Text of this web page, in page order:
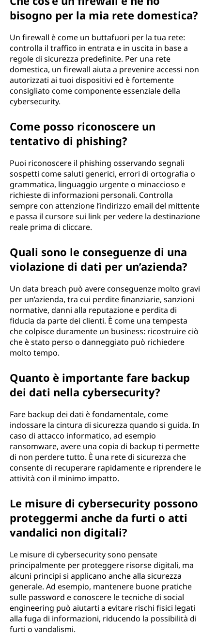
bisogno per la mia rete domestica?
Un firewall è come un buttafuori per la tua rete:
controlla il traffico in entrata e in uscita in base a
regole di sicurezza predefinite. Per una rete
domestica, un firewall aiuta a prevenire accessi non
autorizzati ai tuoi dispositivi ed è fortemente
consigliato come componente essenziale della
cybersecurity.
Come posso riconoscere un
tentativo di phishing?
Puoi riconoscere il phishing osservando segnali
sospetti come saluti generici, errori di ortografia o
grammatica, linguaggio urgente o minaccioso e
richieste di informazioni personali. Controlla
sempre con attenzione l’indirizzo email del mittente
e passa il cursore sui link per vedere la destinazione
reale prima di cliccare.
Quali sono le conseguenze di una
violazione di dati per un’azienda?
Un data breach può avere conseguenze molto gravi
per un’azienda, tra cui perdite finanziarie, sanzioni
normative, danni alla reputazione e perdita di
fiducia da parte dei clienti. È come una tempesta
che colpisce duramente un business: ricostruire ciò
che è stato perso o danneggiato può richiedere
molto tempo.
Quanto è importante fare backup
dei dati nella cybersecurity?
Fare backup dei dati è fondamentale, come
indossare la cintura di sicurezza quando si guida. In
caso di attacco informatico, ad esempio
ransomware, avere una copia di backup ti permette
di non perdere tutto. È una rete di sicurezza che
consente di recuperare rapidamente e riprendere le
attività con il minimo impatto.
Le misure di cybersecurity possono
proteggermi anche da furti o atti
vandalici non digitali?
Le misure di cybersecurity sono pensate
principalmente per proteggere risorse digitali, ma
alcuni principi si applicano anche alla sicurezza
generale. Ad esempio, mantenere buone pratiche
sulle password e conoscere le tecniche di social
engineering può aiutarti a evitare rischi fisici legati
alla fuga di informazioni, riducendo la possibilità di
furti o vandalismi.